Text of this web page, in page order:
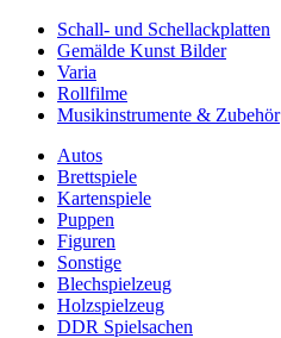
Schall- und Schellackplatten
Gemälde Kunst Bilder
Varia
Rollfilme
Musikinstrumente & Zubehör
Autos
Brettspiele
Kartenspiele
Puppen
Figuren
Sonstige
Blechspielzeug
Holzspielzeug
DDR Spielsachen